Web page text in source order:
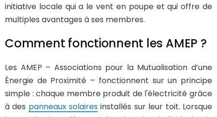
initiative locale qui a le vent en poupe et qui offre de
multiples avantages à ses membres.
Comment fonctionnent les AMEP ?
Les AMEP – Associations pour la Mutualisation d’une
Énergie de Proximité – fonctionnent sur un principe
simple : chaque membre produit de l'électricité grâce
à des panneaux solaires installés sur leur toit. Lorsque